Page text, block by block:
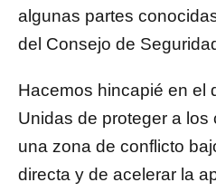
algunas partes
del Consejo de
Hacemos hincapié en el
Unidas de proteger a
una zona de conflicto
directa y de acelerar la